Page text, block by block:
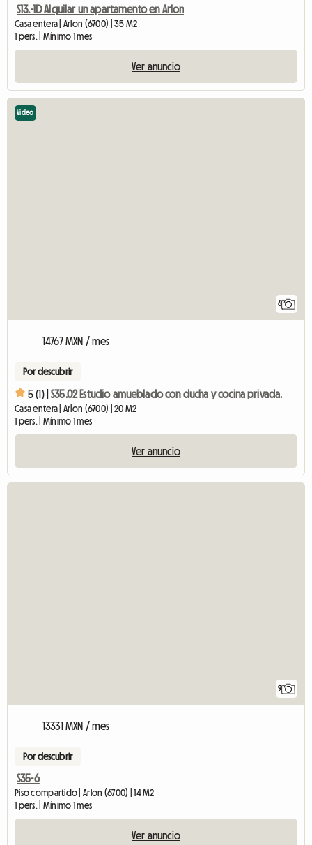
S13.-1D Alquilar un apartamento en Arlon
Casa entera | Arlon (6700) | 35 M2
1 pers. | Mínimo 1 mes
Ver anuncio
6
Video
14767 MXN / mes
Por descubrir
5 (1) | S35.02 Estudio amueblado con ducha y cocina privada.
Casa entera | Arlon (6700) | 20 M2
1 pers. | Mínimo 1 mes
Ver anuncio
9
13331 MXN / mes
Por descubrir
S35-6
Piso compartido | Arlon (6700) | 14 M2
1 pers. | Mínimo 1 mes
Ver anuncio